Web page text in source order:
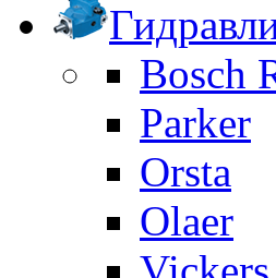
Bosch
Parker
Orsta
Olaer